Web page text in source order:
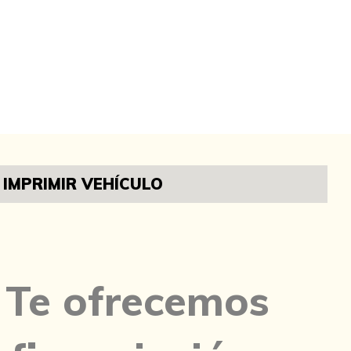
IMPRIMIR VEHÍCULO
Te ofrecemos